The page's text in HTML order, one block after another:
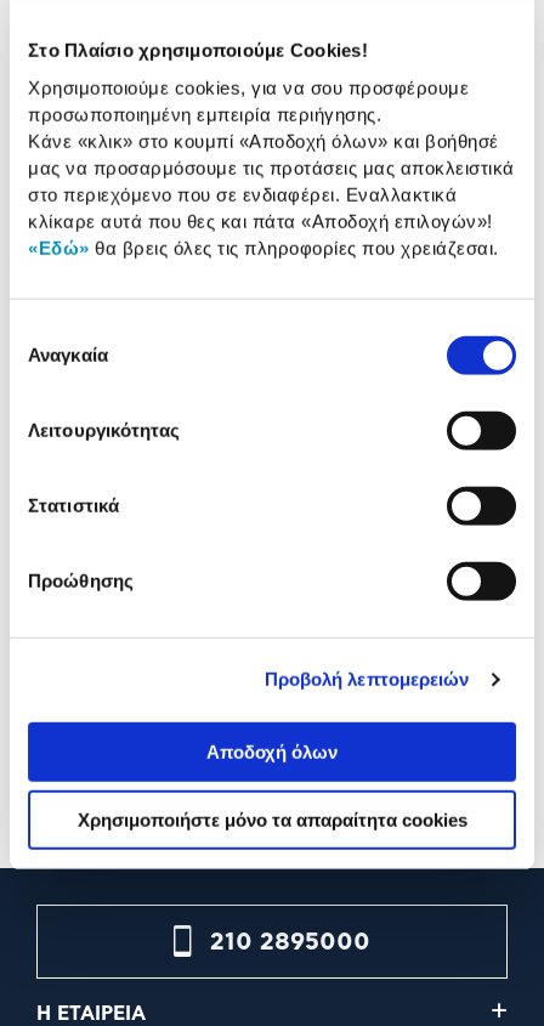
Στο Πλαίσιο χρησιμοποιούμε Cookies!
Χρησιμοποιούμε cookies, για να σου προσφέρουμε
προσωποποιημένη εμπειρία περιήγησης.
Κάνε «κλικ» στο κουμπί «Αποδοχή όλων» και βοήθησέ
μας να προσαρμόσουμε τις προτάσεις μας αποκλειστικά
στο περιεχόμενο που σε ενδιαφέρει. Εναλλακτικά
κλίκαρε αυτά που θες και πάτα «Αποδοχή επιλογών»!
«Εδώ» θα βρεις όλες τις πληροφορίες που χρειάζεσαι.
συγκατάθεσης
Αναγκαία
Λειτουργικότητας
Στατιστικά
Προώθησης
Προβολή λεπτομερειών
Αποδοχή όλων
Χρησιμοποιήστε μόνο τα απαραίτητα cookies
παρουσίαση
Αναλυτική παρουσίαση
Προδιαγραφές
προϊόντος
Χαρακτηριστικά
Αξιολογήσεις
Αξιολογήσεις
Δες τι κλίκαραν όσοι είδαν το ίδιο
προϊόν με εσένα!
Προσθήκη
Under-Desk Cable Tray
100
29,90€
Προσθήκη
210 2895000
Η ΕΤΑΙΡΕΙΑ